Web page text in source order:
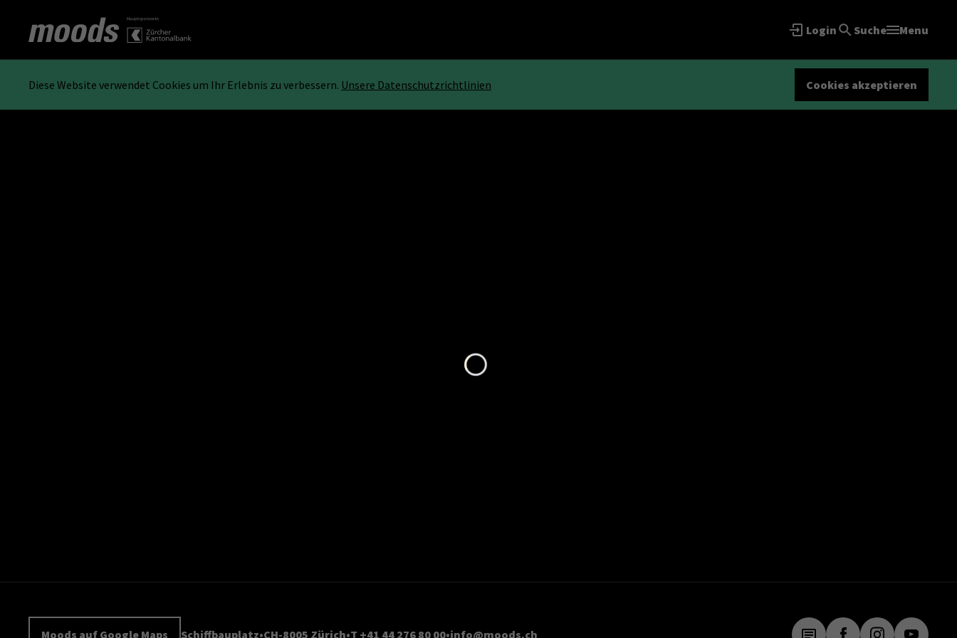
Login Suche Menu
Diese Website verwendet Cookies um Ihr Erlebnis zu verbessern. Unsere Datenschutzrichtlinien Cookies akzeptieren
Moods auf Google Maps Schiffbauplatz CH-8005 Zürich T +41 44 276 80 00 info@moods.ch